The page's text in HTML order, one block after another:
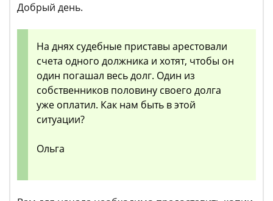
Добрый день.
На днях судебные приставы арестовали
счета одного должника и хотят, чтобы он
один погашал весь долг. Один из
собственников половину своего долга
уже оплатил. Как нам быть в этой
ситуации?
Ольга